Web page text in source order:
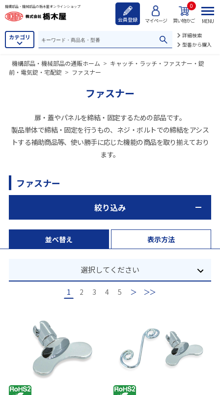
機構部品・機械部品の栃木屋オンラインショップ
会員登録 マイページ 買い物かご
0
カテゴリ
詳細検索
型番から購入
MENU
機構部品・機械部品の通販ホーム > キャッチ・ラッチ・ファスナー・錠
前・電気錠・宅配錠 > ファスナー
ファスナー
扉・蓋やパネルを締結・固定するための部品です。
製品単体で締結・固定を行うもの、ネジ・ボルトでの締結をアシス
トする補助商品等、使い勝手に応じた機能の商品を取り揃えており
ます。
ファスナー
絞り込み
並べ替え 表示方法
選択してください
1 2 3 4 5 次 最後